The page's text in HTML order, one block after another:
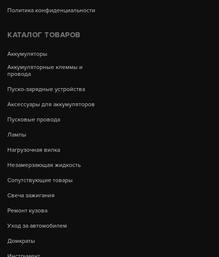
Политика конфиденциальности
КАТАЛОГ ТОВАРОВ
Аккумуляторы
Аккумуляторные клеммы и
провода
Пуско-зарядные устройства
Аксессуары для аккумуляторов
Пусковые провода
Лампы
Нагрузочная вилка
Незамерзающая жидкость
Сопутствующие товары
Свеча зажигания
Ремонт кузова
Уход за автомобилем
Домкраты